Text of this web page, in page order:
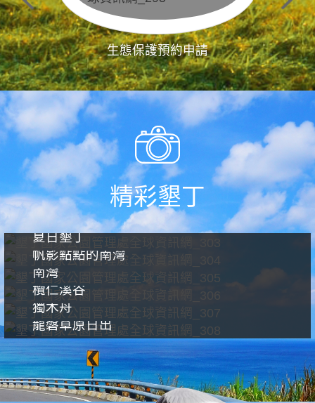
生態保護預約申請
精彩墾丁
夏日墾丁
帆影點點的南灣
南灣
欖仁溪谷
獨木舟
龍磐草原日出